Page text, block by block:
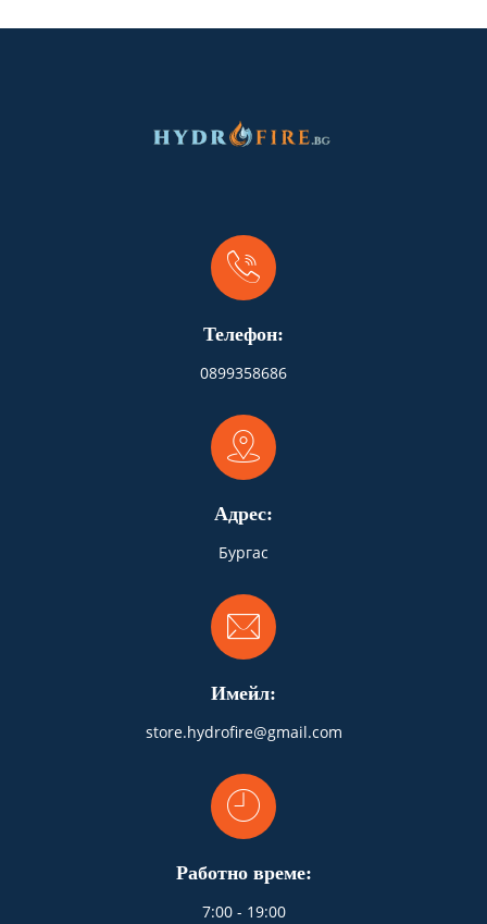
Телефон:
0899358686
Адрес:
Бургас
Имейл:
store.hydrofire@gmail.com
Работно време:
7:00 - 19:00